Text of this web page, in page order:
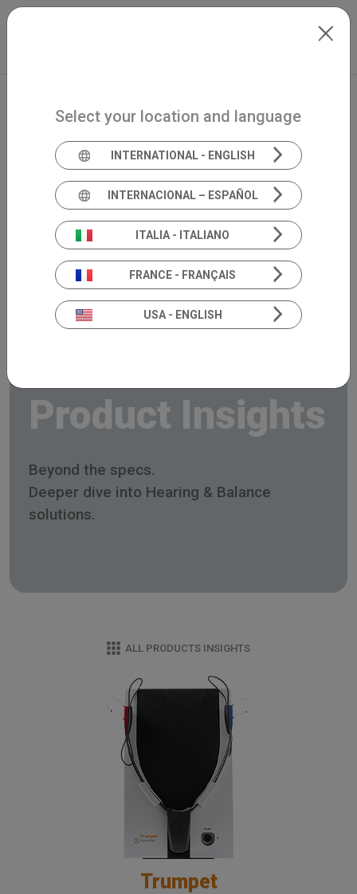
Skip to main content
Product Insights
Beyond the specs.
Deeper dive into Hearing & Balance
solutions.
ALL PRODUCTS INSIGHTS
Trumpet
Select your location and language
INTERNATIONAL - ENGLISH
INTERNACIONAL – ESPAÑOL
ITALIA - ITALIANO
FRANCE - FRANÇAIS
USA - ENGLISH